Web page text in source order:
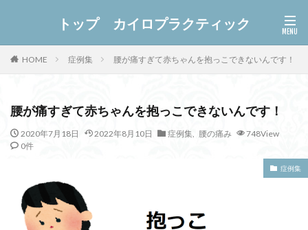
トップ カイロプラクティック
HOME 症例集 腰が痛すぎて赤ちゃんを抱っこできないんです！
腰が痛すぎて赤ちゃんを抱っこできないんです！
2020年7月18日 2022年8月10日 症例集 腰の痛み
748View
0件
症例集